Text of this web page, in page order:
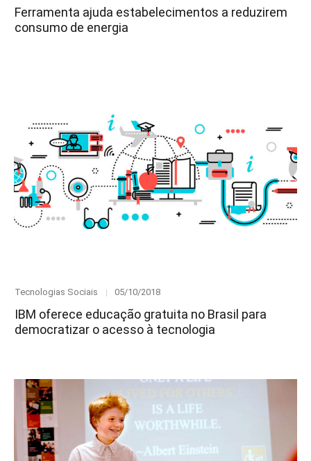
Ferramenta ajuda estabelecimentos a reduzirem
consumo de energia
Category
Tecnologias Sociais
Posted
05/10/2018
IBM oferece educação gratuita no Brasil para
democratizar o acesso à tecnologia